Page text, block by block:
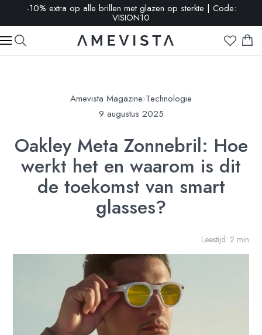
-10% extra op alle brillen met glazen op sterkte | Code:
VISION10
Amevista Magazine›Technologie
9 augustus 2025
Oakley Meta Zonnebril: Hoe
werkt het en waarom is dit
de toekomst van smart
glasses?
Leestijd: 2 min